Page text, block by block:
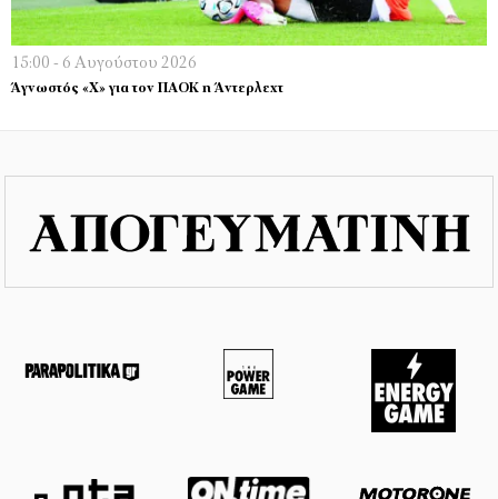
15:00 - 6 Αυγούστου 2026
Άγνωστός «Χ» για τον ΠΑΟΚ η Άντερλεχτ